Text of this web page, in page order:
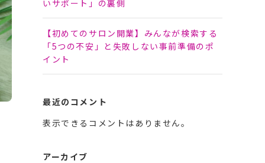
いサポート」の裏側
【初めてのサロン開業】みんなが検索する
「5つの不安」と失敗しない事前準備のポ
イント
最近のコメント
表示できるコメントはありません。
アーカイブ